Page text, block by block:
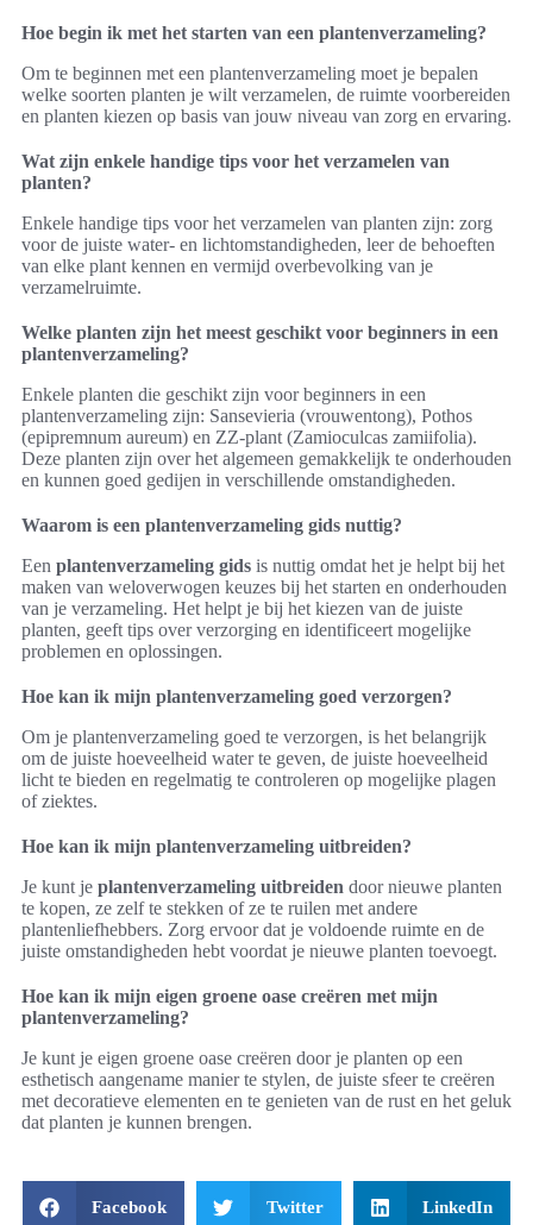
Hoe begin ik met het starten van een plantenverzameling?
Om te beginnen met een plantenverzameling moet je bepalen
welke soorten planten je wilt verzamelen, de ruimte voorbereiden
en planten kiezen op basis van jouw niveau van zorg en ervaring.
Wat zijn enkele handige tips voor het verzamelen van
planten?
Enkele handige tips voor het verzamelen van planten zijn: zorg
voor de juiste water- en lichtomstandigheden, leer de behoeften
van elke plant kennen en vermijd overbevolking van je
verzamelruimte.
Welke planten zijn het meest geschikt voor beginners in een
plantenverzameling?
Enkele planten die geschikt zijn voor beginners in een
plantenverzameling zijn: Sansevieria (vrouwentong), Pothos
(epipremnum aureum) en ZZ-plant (Zamioculcas zamiifolia).
Deze planten zijn over het algemeen gemakkelijk te onderhouden
en kunnen goed gedijen in verschillende omstandigheden.
Waarom is een plantenverzameling gids nuttig?
Een plantenverzameling gids is nuttig omdat het je helpt bij het
maken van weloverwogen keuzes bij het starten en onderhouden
van je verzameling. Het helpt je bij het kiezen van de juiste
planten, geeft tips over verzorging en identificeert mogelijke
problemen en oplossingen.
Hoe kan ik mijn plantenverzameling goed verzorgen?
Om je plantenverzameling goed te verzorgen, is het belangrijk
om de juiste hoeveelheid water te geven, de juiste hoeveelheid
licht te bieden en regelmatig te controleren op mogelijke plagen
of ziektes.
Hoe kan ik mijn plantenverzameling uitbreiden?
Je kunt je plantenverzameling uitbreiden door nieuwe planten
te kopen, ze zelf te stekken of ze te ruilen met andere
plantenliefhebbers. Zorg ervoor dat je voldoende ruimte en de
juiste omstandigheden hebt voordat je nieuwe planten toevoegt.
Hoe kan ik mijn eigen groene oase creëren met mijn
plantenverzameling?
Je kunt je eigen groene oase creëren door je planten op een
esthetisch aangename manier te stylen, de juiste sfeer te creëren
met decoratieve elementen en te genieten van de rust en het geluk
dat planten je kunnen brengen.
Facebook Twitter LinkedIn